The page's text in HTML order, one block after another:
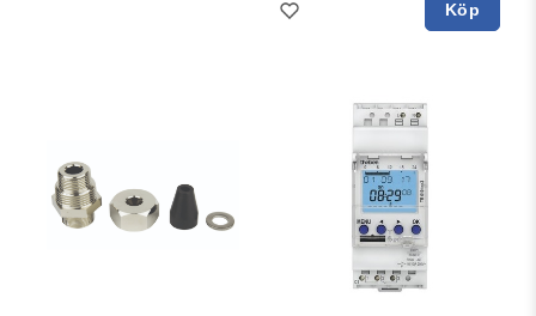
Köp